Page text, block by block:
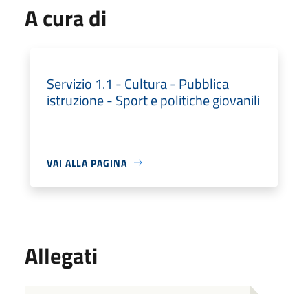
A cura di
Servizio 1.1 - Cultura - Pubblica
istruzione - Sport e politiche giovanili
VAI ALLA PAGINA
Allegati